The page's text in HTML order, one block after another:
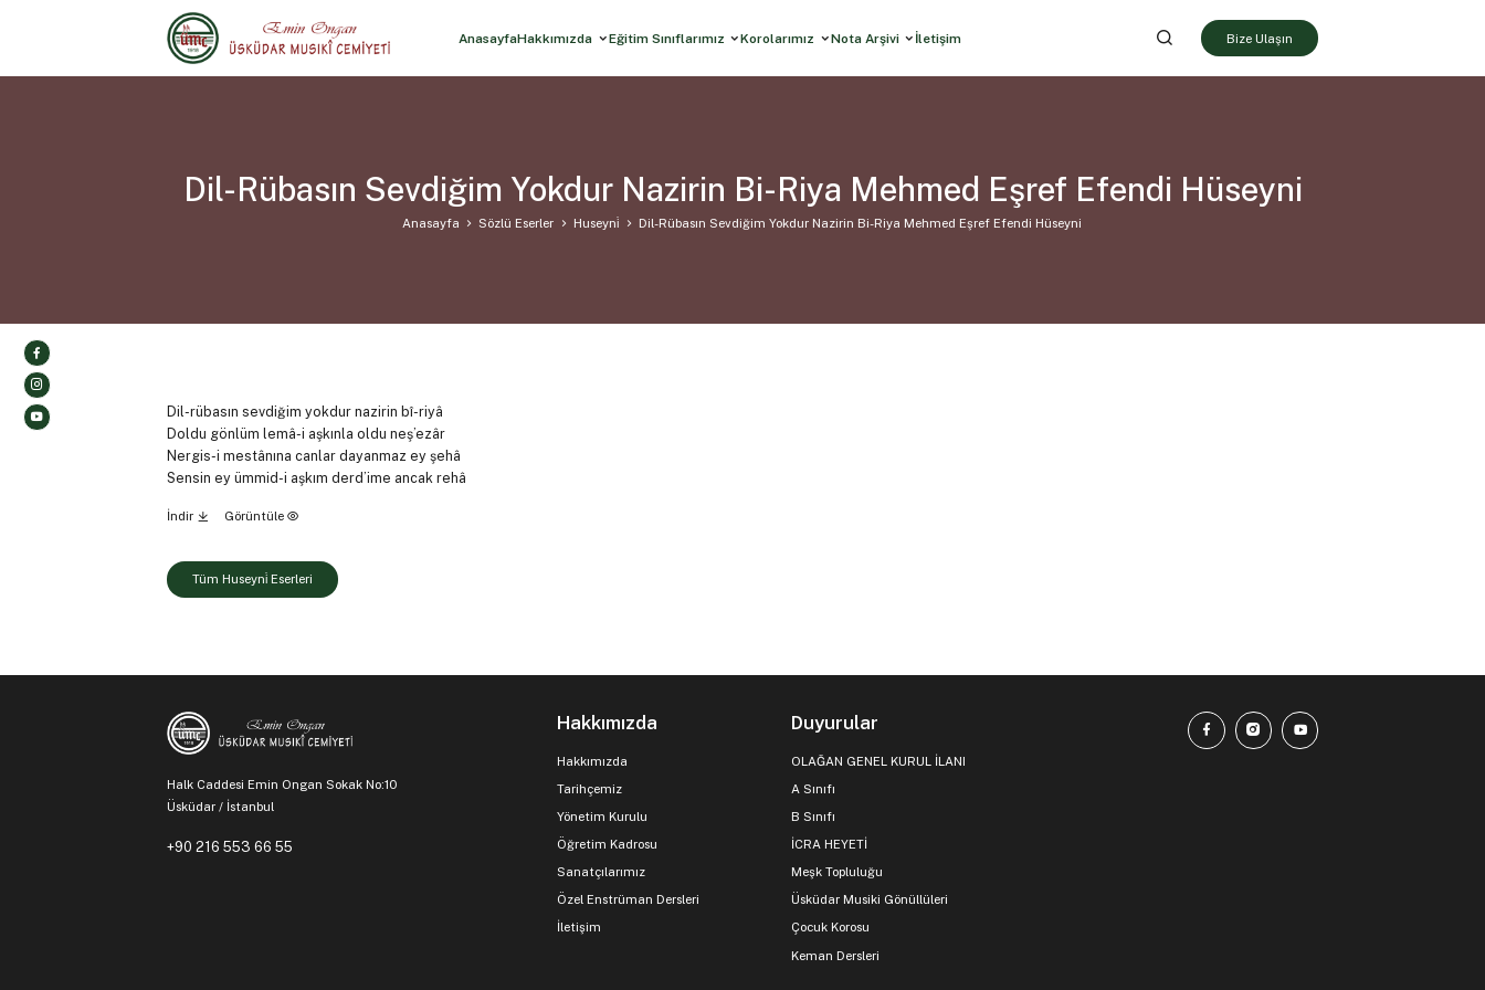
AnasayfaHakkımızda Eğitim Sınıflarımız Korolarımız Nota Arşivi İletişim Bize Ulaşın
Dil-Rübasın Sevdiğim Yokdur Nazirin Bi-Riya Mehmed Eşref Efendi Hüseyni
Anasayfa Sözlü Eserler Huseyni̇ Dil-Rübasın Sevdiğim Yokdur Nazirin Bi-Riya Mehmed Eşref Efendi Hüseyni
Dil-rübasın sevdiğim yokdur nazirin bî-riyâ
Doldu gönlüm lemâ-i aşkınla oldu neş’ezâr
Nergis-i mestânına canlar dayanmaz ey şehâ
Sensin ey ümmid-i aşkım derd’ime ancak rehâ
İndir Görüntüle
Tüm Huseyni̇ Eserleri
Halk Caddesi Emin Ongan Sokak No:10
Üsküdar / İstanbul
+90 216 553 66 55
Hakkımızda
Hakkımızda
Tarihçemiz
Yönetim Kurulu
Öğretim Kadrosu
Sanatçılarımız
Özel Enstrüman Dersleri
İletişim
Duyurular
OLAĞAN GENEL KURUL İLANI
A Sınıfı
B Sınıfı
İCRA HEYETİ
Meşk Topluluğu
Üsküdar Musiki Gönüllüleri
Çocuk Korosu
Keman Dersleri